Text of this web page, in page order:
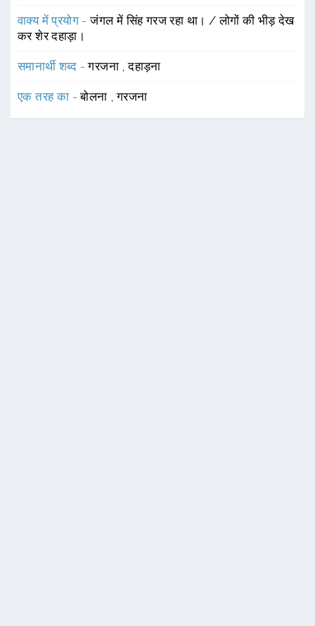
वाक्य में प्रयोग -जंगल में सिंह गरज रहा था। / लोगों की भीड़ देख
कर शेर दहाड़ा।
समानार्थी शब्द -गरजना ,दहाड़ना
एक तरह का -बोलना ,गरजना